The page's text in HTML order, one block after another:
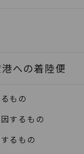
への着陸便
もの
するもの
るもの